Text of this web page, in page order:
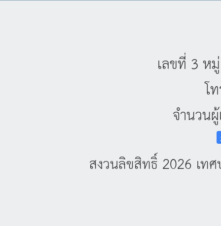
เลขที่ 3 ห
โ
จำนวน
สงวนลิขสิทธิ์ 2026 เท